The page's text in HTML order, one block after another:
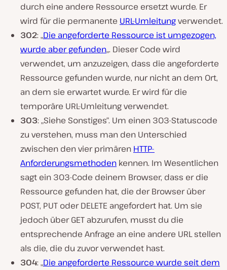
durch eine andere Ressource ersetzt wurde. Er
wird für die permanente URL-Umleitungverwendet.
302: „Die angeforderte Ressource ist umgezogen,
wurde aber gefunden„. Dieser Code wird
verwendet, um anzuzeigen, dass die angeforderte
Ressource gefunden wurde, nur nicht an dem Ort,
an dem sie erwartet wurde. Er wird für die
temporäre URL-Umleitung verwendet.
303: „Siehe Sonstiges“. Um einen 303-Statuscode
zu verstehen, muss man den Unterschied
zwischen den vier primären HTTP-
Anforderungsmethoden kennen. Im Wesentlichen
sagt ein 303-Code deinem Browser, dass er die
Ressource gefunden hat, die der Browser über
POST, PUT oder DELETE angefordert hat. Um sie
jedoch über GET abzurufen, musst du die
entsprechende Anfrage an eine andere URL stellen
als die, die du zuvor verwendet hast.
304: „Die angeforderte Ressource wurde seit dem